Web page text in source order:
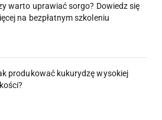
warto uprawiać sorgo? Dowiedz się
na bezpłatnym szkoleniu
produkować kukurydzę wysokiej